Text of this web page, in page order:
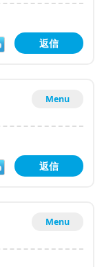
返信
Menu
返信
Menu